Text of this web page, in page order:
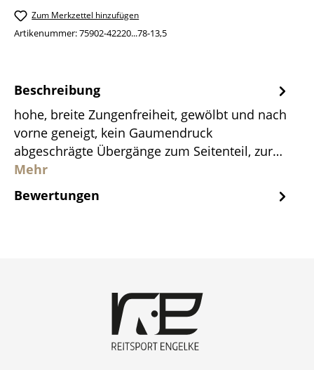
Zum Merkzettel hinzufügen
Artikenummer:75902-42220...78-13,5
Beschreibung
hohe, breite Zungenfreiheit, gewölbt und nach
vorne geneigt, kein Gaumendruck
abgeschrägte Übergänge zum Seitenteil, zur…
Mehr
Bewertungen